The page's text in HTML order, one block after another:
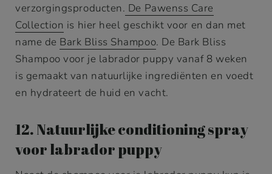
verzorgingsproducten. De Pawenss Care
Collection is hier heel geschikt voor en dan met
name de Bark Bliss Shampoo. De Bark Bliss
Shampoo voor je labrador puppy vanaf 8 weken
is gemaakt van natuurlijke ingrediënten en voedt
en hydrateert de huid en vacht.
12. Natuurlijke conditioning spray
voor labrador puppy